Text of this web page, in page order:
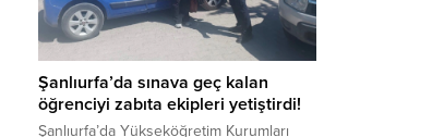
Şanlıurfa’da sınava geç kalan
öğrenciyi zabıta ekipleri yetiştirdi!
Şanlıurfa’da Yükseköğretim Kurumları